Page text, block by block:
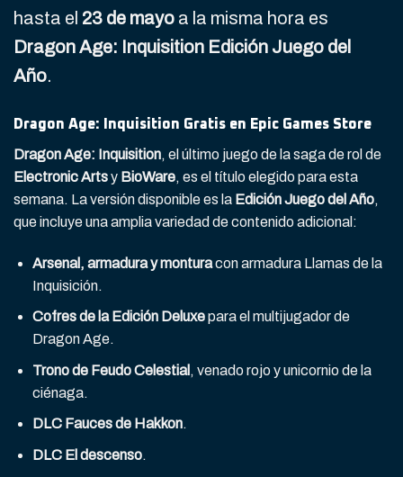
hasta el 23 de mayo a la misma hora es
Dragon Age: Inquisition Edición Juego del
Año.
Dragon Age: Inquisition Gratis en Epic Games Store
Dragon Age: Inquisition, el último juego de la saga de rol de
Electronic Artsy BioWare, es el título elegido para esta
semana. La versión disponible es la Edición Juego del Año,
que incluye una amplia variedad de contenido adicional:
Arsenal, armadura y monturacon armadura Llamas de la
Inquisición.
Cofres de la Edición Deluxepara el multijugador de
Dragon Age.
Trono de Feudo Celestial , venado rojo y unicornio de la
ciénaga.
DLC Fauces de Hakkon.
DLC El descenso.